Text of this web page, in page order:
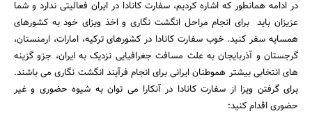
در ادامه همانطور که اشاره کردیم، سفارت کانادا در ایران فعالیتی ندارد و شما
عزیزان باید برای انجام مراحل انگشت نگاری و اخذ ویزای خود به کشورهای
همسایه سفر کنید. خوب سفارت کانادا در کشورهای ترکیه، امارات، ارمنستان،
گرجستان و آذربایجان به علت مسافت جغرافیایی نزدیک به ایران، جزو گزینه
‌های انتخابی بیشتر هموطنان ایرانی برای انجام فرآیند انگشت نگاری می ‌باشند.
برای گرفتن ویزا از سفارت کانادا در آنکارا می ‌توان به شیوه‌ حضوری و غیر
حضوری اقدام کنید: